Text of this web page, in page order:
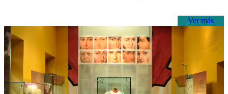
Ver más